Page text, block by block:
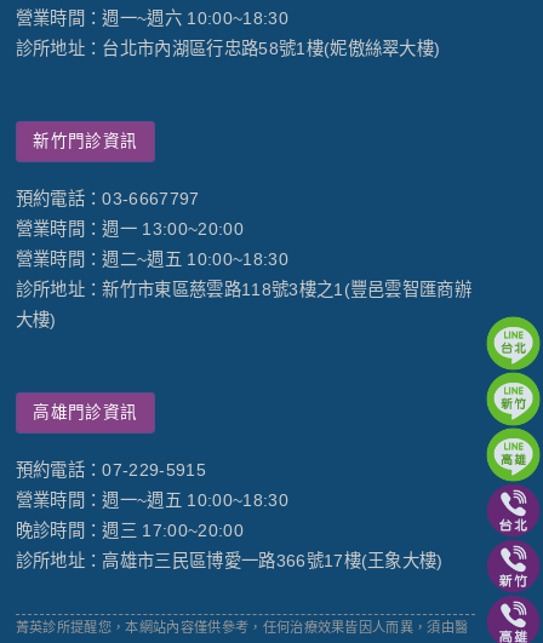
營業時間：週一~週六 10:00~18:30
診所地址：台北市內湖區行忠路58號1樓(妮傲絲翠大樓)
新竹門診資訊
預約電話：03-6667797
營業時間：週一 13:00~20:00
營業時間：週二~週五 10:00~18:30
診所地址：新竹市東區慈雲路118號3樓之1(豐邑雲智匯商辦
大樓)
高雄門診資訊
預約電話：07-229-5915
營業時間：週一~週五 10:00~18:30
晚診時間：週三 17:00~20:00
診所地址：高雄市三民區博愛一路366號17樓(王象大樓)
菁英診所提醒您，本網站內容僅供參考，任何治療效果皆因人而異，須由醫